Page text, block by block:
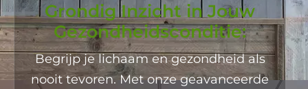
Grondig Inzicht in Jouw
Gezondheidsconditie:
Begrijp je lichaam en gezondheid als
nooit tevoren. Met onze geavanceerde